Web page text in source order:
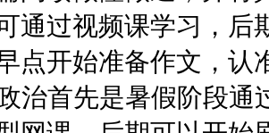
通过视频课学习，后
点开始准备作文，认
治首先是暑假阶段